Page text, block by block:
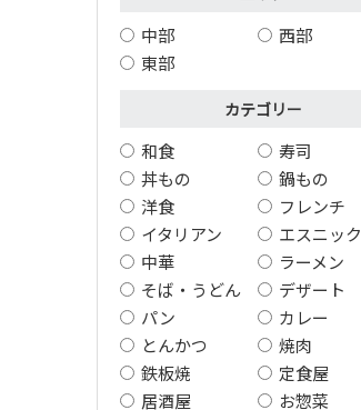
中部
西部
東部
カテゴリー
和食
寿司
丼もの
鍋もの
洋食
フレンチ
イタリアン
エスニック
中華
ラーメン
そば・うどん
デザート
パン
カレー
とんかつ
焼肉
鉄板焼
定食屋
居酒屋
お惣菜